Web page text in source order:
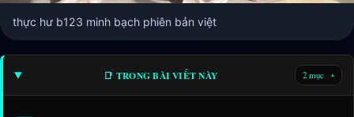
thực hư b123 minh bạch phiên bản việt
📑 TRONG BÀI VIẾT NÀY 2 mục ▾